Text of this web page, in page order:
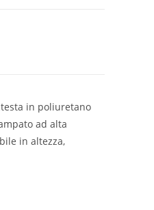
in poliuretano
ad alta
in altezza,